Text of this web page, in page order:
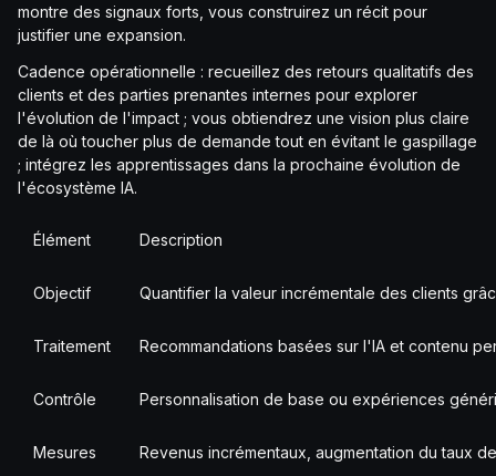
montre des signaux forts, vous construirez un récit pour
justifier une expansion.
Cadence opérationnelle : recueillez des retours qualitatifs des
clients et des parties prenantes internes pour explorer
l'évolution de l'impact ; vous obtiendrez une vision plus claire
de là où toucher plus de demande tout en évitant le gaspillage
; intégrez les apprentissages dans la prochaine évolution de
l'écosystème IA.
Élément Description
Objectif Quantifier la valeur incrémentale des clients
Traitement Recommandations basées sur l'IA et contenu
Contrôle Personnalisation de base ou expériences
Mesures Revenus incrémentaux, augmentation du taux